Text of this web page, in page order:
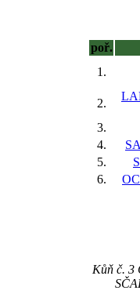
poř.
1.
2.
3.
4.
5.
6.
Kůň č. 3